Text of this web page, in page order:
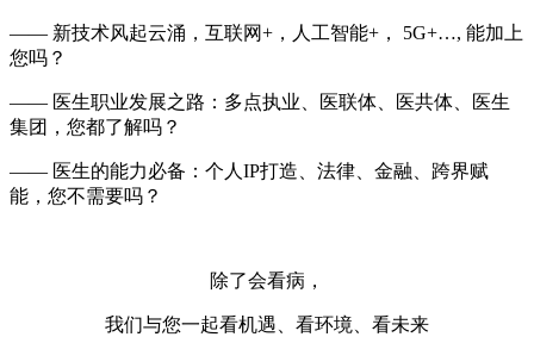
—— 新技术风起云涌，互联网+，人工智能+， 5G+…, 能加上
您吗？
—— 医生职业发展之路：多点执业、医联体、医共体、医生
集团，您都了解吗？
—— 医生的能力必备：个人IP打造、法律、金融、跨界赋
能，您不需要吗？
除了会看病，
我们与您一起看机遇、看环境、看未来